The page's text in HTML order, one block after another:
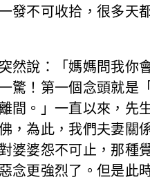
發不可收拾，很多天
然說：「媽媽問我你
驚！第一個念頭就是
間。」一直以來，先
，為此，我們夫妻關
婆婆怨不可止，那種
念更強烈了。但是此